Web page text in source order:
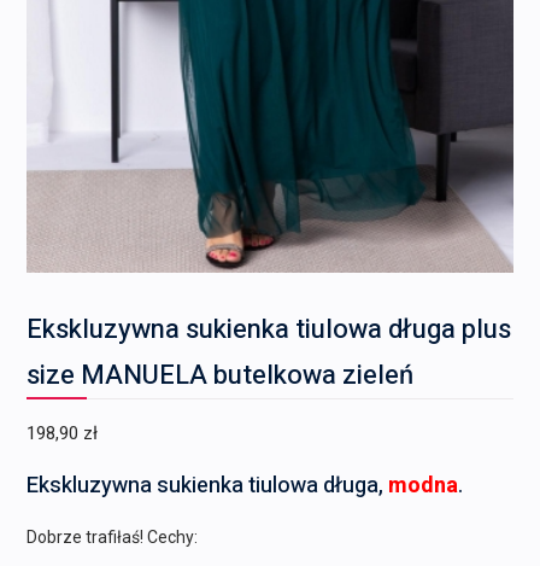
Ekskluzywna sukienka tiulowa długa plus
size MANUELA butelkowa zieleń
198,90 zł
Ekskluzywna sukienka tiulowa długa, modna.
Dobrze trafiłaś! Cechy: